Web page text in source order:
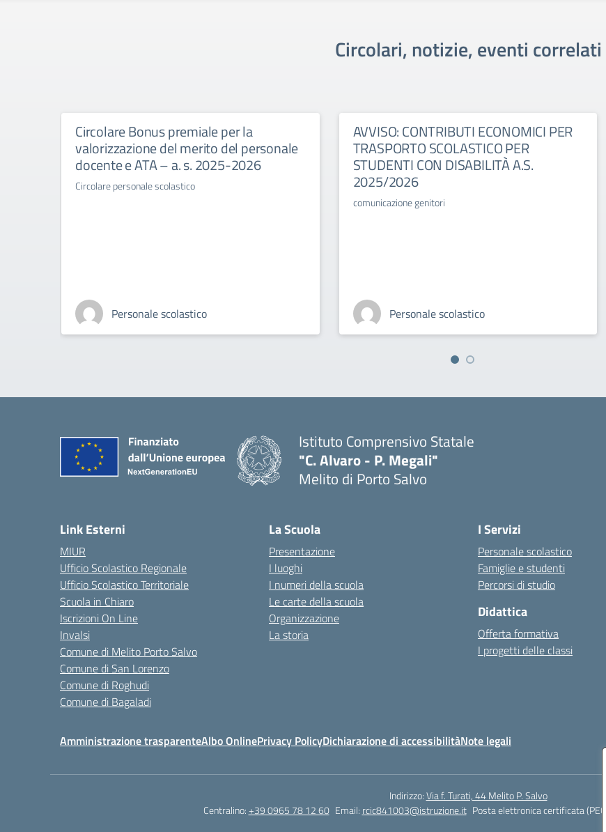
Circolari, notizie, eventi correlati
Circolare Bonus premiale per la
valorizzazione del merito del personale
docente e ATA – a. s. 2025-2026
Circolare personale scolastico
Personale scolastico
AVVISO: CONTRIBUTI ECONOMICI PER
TRASPORTO SCOLASTICO PER
STUDENTI CON DISABILITÀ A.S.
2025/2026
comunicazione genitori
Personale scolastico
Istituto Comprensivo Statale
"C. Alvaro - P. Megali"
Melito di Porto Salvo
Link Esterni
MIUR
Ufficio Scolastico Regionale
Ufficio Scolastico Territoriale
Scuola in Chiaro
Iscrizioni On Line
Invalsi
Comune di Melito Porto Salvo
Comune di San Lorenzo
Comune di Roghudi
Comune di Bagaladi
La Scuola
Presentazione
I luoghi
I numeri della scuola
Le carte della scuola
Organizzazione
La storia
I Servizi
Personale scolastico
Famiglie e studenti
Percorsi di studio
Didattica
Offerta formativa
I progetti delle classi
Amministrazione trasparenteAlbo OnlinePrivacy PolicyDichiarazione di accessibilitàNote legali
Indirizzo:Via f. Turati, 44 Melito P. Salvo
Centralino:+39 0965 78 12 60 Email: rcic841003@istruzione.it Posta elettronica certificata (PEC):